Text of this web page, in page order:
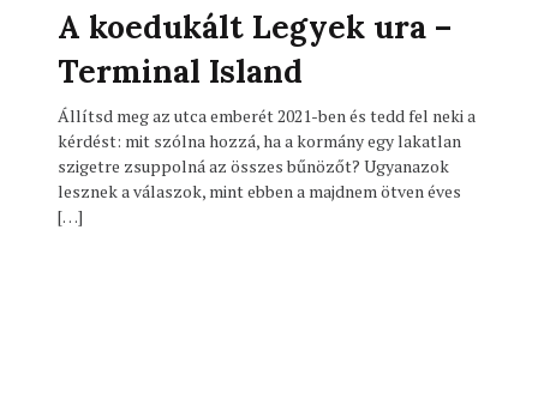
A koedukált Legyek ura –
Terminal Island
Állítsd meg az utca emberét 2021-ben és tedd fel neki a
kérdést: mit szólna hozzá, ha a kormány egy lakatlan
szigetre zsuppolná az összes bűnözőt? Ugyanazok
lesznek a válaszok, mint ebben a majdnem ötven éves
[…]